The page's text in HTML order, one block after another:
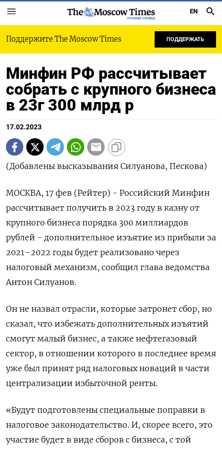
РУССКАЯ СЛУЖБА
EN
Поддержите The Moscow Times ПОДДЕРЖАТЬ
Минфин РФ рассчитывает
собрать с крупного бизнеса
в 23г 300 млрд р
17.02.2023
(Добавлены высказывания Силуанова, Пескова)
МОСКВА, 17 фев (Рейтер) - Российский Минфин
рассчитывает получить в 2023 году в казну от
крупного бизнеса порядка 300 миллиардов
рублей - дополнительное изъятие из прибыли за
2021–2022 годы будет реализовано через
налоговый механизм, сообщил глава ведомства
Антон Силуанов.
Он не назвал отрасли, которые затронет сбор, но
сказал, что избежать дополнительных изъятий
смогут малый бизнес, а также нефтегазовый
сектор, в отношении которого в последнее время
уже был принят ряд налоговых новаций в части
централизации избыточной ренты.
«Будут подготовлены специальные поправки в
налоговое законодательство. И, скорее всего, это
участие будет в виде сборов с бизнеса, с той